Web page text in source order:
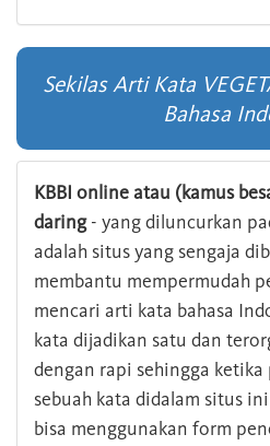
Sekilas Arti Kata
Bahasa
KBBI online atau (kamus
daring- yang diluncurkan
adalah situs yang sengaja
membantu mempermudah
mencari arti kata bahasa
kata dijadikan satu dan
dengan rapi sehingga
sebuah kata didalam situs
bisa menggunakan form